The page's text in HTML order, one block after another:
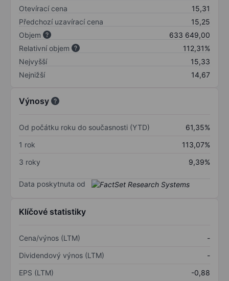
Otevírací cena
15,31
Předchozí uzavírací cena
15,25
Objem
633 649,00
Relativní objem
112,31%
Nejvyšší
15,33
Nejnižší
14,67
Výnosy
Od počátku roku do současnosti (YTD)
61,35%
1 rok
113,07%
3 roky
9,39%
Data poskytnuta od
Klíčové statistiky
Cena/výnos (LTM)
-
Dividendový výnos (LTM)
-
EPS (LTM)
-0,88